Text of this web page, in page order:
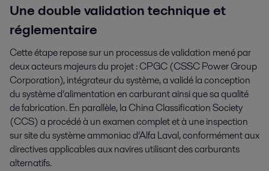
Une double validation technique et
réglementaire
Cette étape repose sur un processus de validation mené par
deux acteurs majeurs du projet : CPGC (CSSC Power Group
Corporation), intégrateur du système, a validé la conception
du système d’alimentation en carburant ainsi que sa qualité
de fabrication. En parallèle, la China Classification Society
(CCS) a procédé à un examen complet et à une inspection
sur site du système ammoniac d’Alfa Laval, conformément aux
directives applicables aux navires utilisant des carburants
alternatifs.